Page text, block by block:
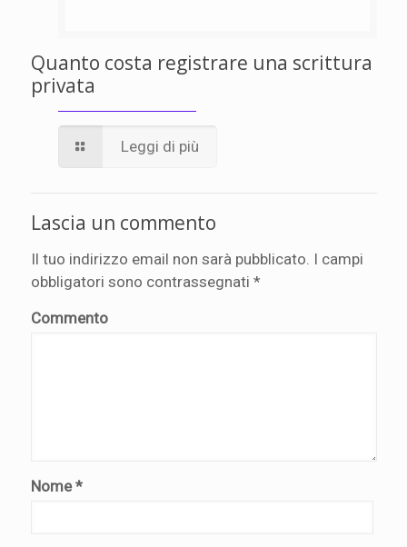
Quanto costa registrare una scrittura
privata
Leggi di più
Lascia un commento
Il tuo indirizzo email non sarà pubblicato. I campi
obbligatori sono contrassegnati *
Commento
Nome*